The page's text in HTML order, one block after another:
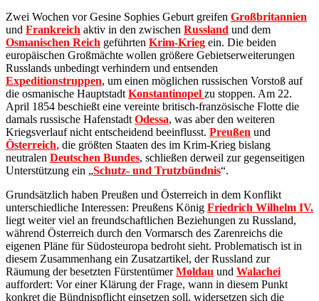
Zwei Wochen vor Gesine Sophies Geburt greifen Großbritannien
und Frankreich aktiv in den zwischen Russland und dem
Osmanischen Reich geführten Krim-Krieg ein. Die beiden
europäischen Großmächte wollen größere Gebietserweiterungen
Russlands unbedingt verhindern und entsenden
Expeditionstruppen, um einen möglichen russischen Vorstoß auf
die osmanische Hauptstadt Konstantinopel zu stoppen. Am 22.
April 1854 beschießt eine vereinte britisch-französische Flotte die
damals russische Hafenstadt Odessa, was aber den weiteren
Kriegsverlauf nicht entscheidend beeinflusst. Preußen und
Österreich, die größten Staaten des im Krim-Krieg bislang
neutralen Deutschen Bundes, schließen derweil zur gegenseitigen
Unterstützung ein „Schutz- und Trutzbündnis“.
Grundsätzlich haben Preußen und Österreich in dem Konflikt
unterschiedliche Interessen: Preußens König Friedrich Wilhelm IV.
liegt weiter viel an freundschaftlichen Beziehungen zu Russland,
während Österreich durch den Vormarsch des Zarenreichs die
eigenen Pläne für Südosteuropa bedroht sieht. Problematisch ist in
diesem Zusammenhang ein Zusatzartikel, der Russland zur
Räumung der besetzten FürstentümerMoldau und Walachei
auffordert: Vor einer Klärung der Frage, wann in diesem Punkt
konkret die Bündnispflicht einsetzen soll, widersetzen sich die